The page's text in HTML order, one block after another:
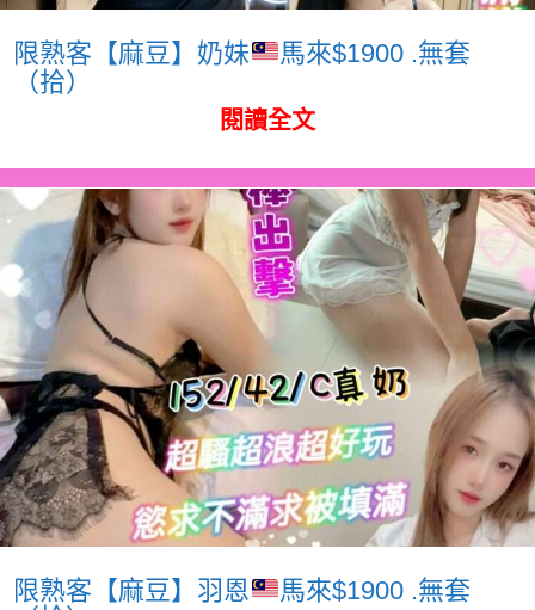
限熟客【麻豆】奶妹
馬來$1900 .無套
（拾）
閱讀全文
限熟客【麻豆】羽恩
馬來$1900 .無套